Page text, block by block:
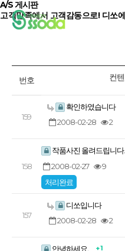
A/S 게시판
고객만족에서 고객감동으로! 디쏘
번호 컨
159
확인하였습니다
2008-02-28
2
158
작품사진 올려드립니다.
2008-02-27
9
처리완료
157
디쏘입니다
2008-02-28
2
안녕하세요. + 1